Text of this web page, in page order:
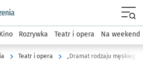
podserwis: Wydarzenia
Kino Rozrywka Teatr i opera Na weekend
Teatr i opera „Dramat rodzaju męskiego"